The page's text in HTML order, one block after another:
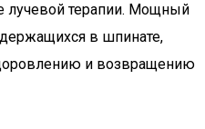
лучевой терапии. Мощный
в шпинате,
и возвращению